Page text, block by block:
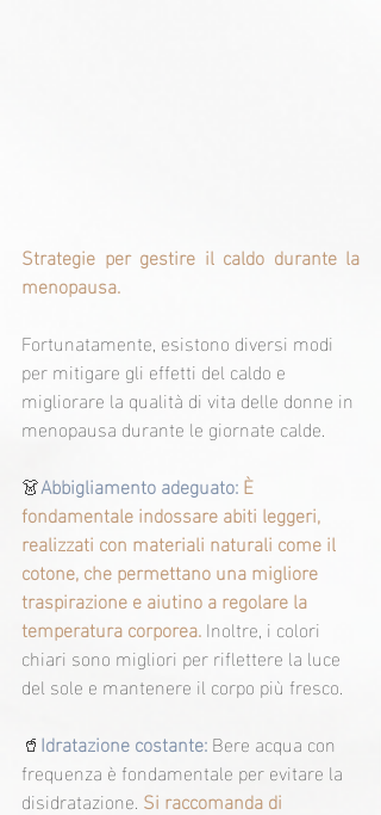
Strategie per gestire il caldo durante la
menopausa.
Fortunatamente, esistono diversi modi
per mitigare gli effetti del caldo e
migliorare la qualità di vita delle donne in
menopausa durante le giornate calde.
👗Abbigliamento adeguato: È
fondamentale indossare abiti leggeri,
realizzati con materiali naturali come il
cotone, che permettano una migliore
traspirazione e aiutino a regolare la
temperatura corporea. Inoltre, i colori
chiari sono migliori per riflettere la luce
del sole e mantenere il corpo più fresco.
🥤Idratazione costante:Bere acqua con
frequenza è fondamentale per evitare la
disidratazione. Si raccomanda di